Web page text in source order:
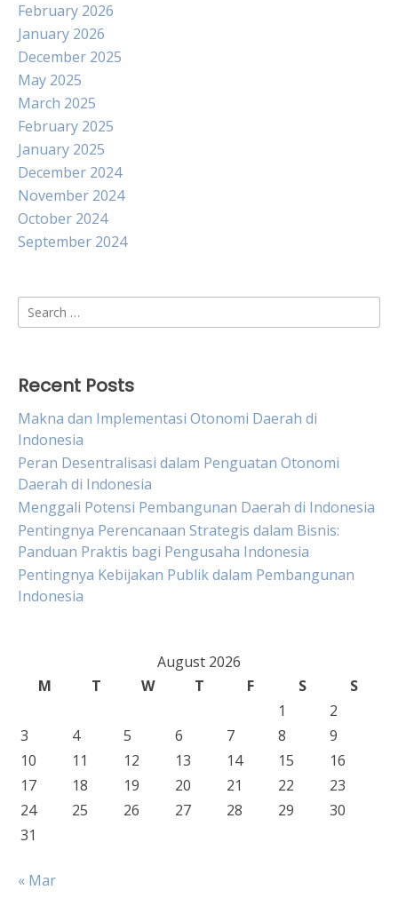
February 2026
January 2026
December 2025
May 2025
March 2025
February 2025
January 2025
December 2024
November 2024
October 2024
September 2024
Search
for:
Recent Posts
Makna dan Implementasi Otonomi Daerah di
Indonesia
Peran Desentralisasi dalam Penguatan Otonomi
Daerah di Indonesia
Menggali Potensi Pembangunan Daerah di Indonesia
Pentingnya Perencanaan Strategis dalam Bisnis:
Panduan Praktis bagi Pengusaha Indonesia
Pentingnya Kebijakan Publik dalam Pembangunan
Indonesia
August 2026
M
T W T F S
S
1
2
3
4 5 6 7 8
9
10
11 12 13 14 15
16
17
18 19 20 21 22
23
24
25 26 27 28 29
30
31
« Mar